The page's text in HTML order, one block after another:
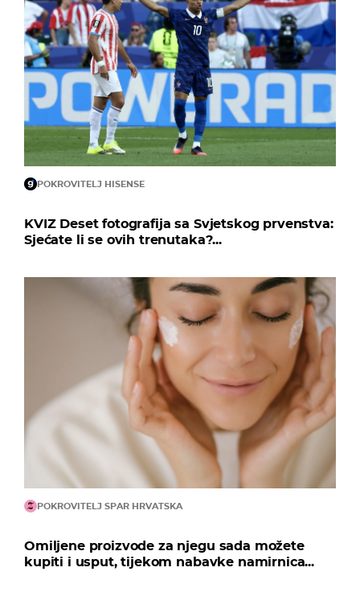
POKROVITELJ HISENSE
KVIZ Deset fotografija sa Svjetskog prvenstva:
Sjećate li se ovih trenutaka?...
POKROVITELJ SPAR HRVATSKA
Omiljene proizvode za njegu sada možete
kupiti i usput, tijekom nabavke namirnica...